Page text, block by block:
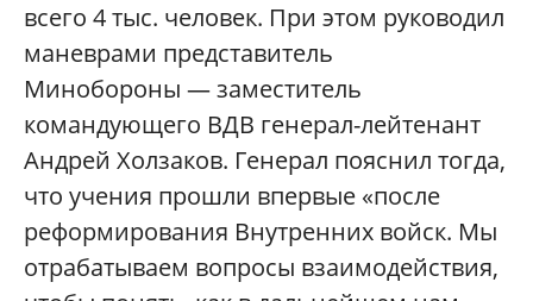
всего 4 тыс. человек. При этом руководил
маневрами представитель
Минобороны — заместитель
командующего ВДВ генерал-лейтенант
Андрей Холзаков. Генерал пояснил тогда,
что учения прошли впервые «после
реформирования Внутренних войск. Мы
отрабатываем вопросы взаимодействия,